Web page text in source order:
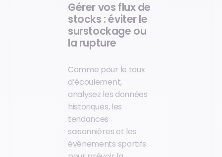
Gérer vos flux de
stocks : éviter le
surstockage ou
la rupture
Comme pour le taux
d’écoulement,
analysez les données
historiques, les
tendances
saisonnières et les
événements sportifs